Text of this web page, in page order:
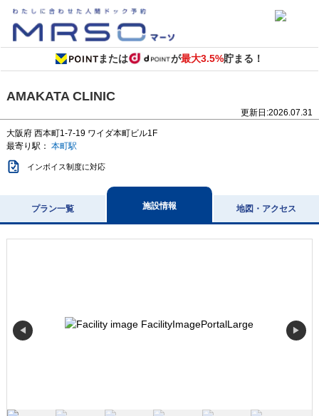
または が最大3.5%貯まる！
AMAKATA CLINIC
更新日:2026.07.31
大阪府 西本町1-7-19 ワイダ本町ビル1F
最寄り駅： 本町駅
インボイス制度に対応
プラン一覧 施設情報 地図・アクセス
◀ ▶